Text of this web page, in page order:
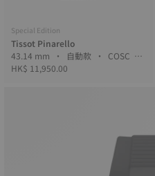
Special Edition
Tissot Pinarello
43.14 mm • 自動款 • COSC •
Forged Carbon
HK$ 11,950.00